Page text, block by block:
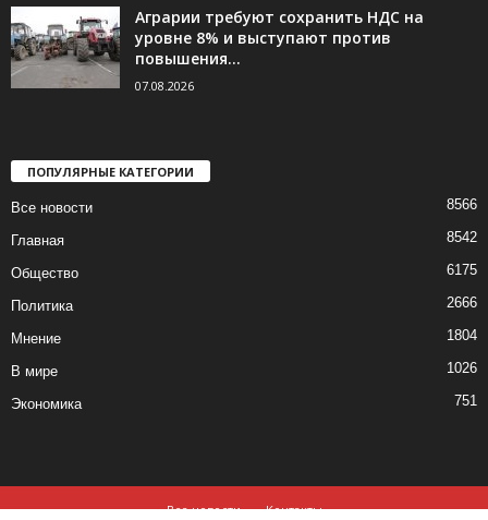
Аграрии требуют сохранить НДС на
уровне 8% и выступают против
повышения...
07.08.2026
ПОПУЛЯРНЫЕ КАТЕГОРИИ
Все новости 8566
Главная 8542
Общество 6175
Политика 2666
Мнение 1804
В мире 1026
Экономика 751
Все новости Контакты